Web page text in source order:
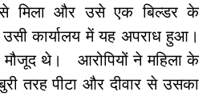
से मिला और उसे एक बिल्डर के
कार्यालय में यह अपराध हुआ।
मौजूद थे। आरोपियों ने महिला के
तरह पीटा और दीवार से उसका